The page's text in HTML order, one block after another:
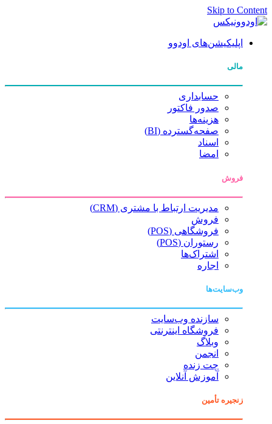
Skip to Content
اپلیکیشن‌های اودوو
مالی
حسابداری
صدور فاکتور
هزینه‌ها
صفحه‌گسترده (BI)
اسناد
امضا
فروش
مدیریت ارتباط با مشتری (CRM)
فروش
فروشگاهی (POS)
رستوران (POS)
اشتراک‌ها
اجاره
وب‌سایت‌ها
سازنده وب‌سایت
فروشگاه اینترنتی
وبلاگ
انجمن
چت زنده
آموزش آنلاین
زنجیره تأمین